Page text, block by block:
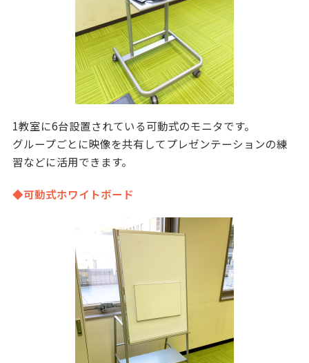
1教室に6台設置されている可動式のモニタです。
グループごとに映像を共有してプレゼンテーションの練
習などに活用できます。
◆可動式ホワイトボード